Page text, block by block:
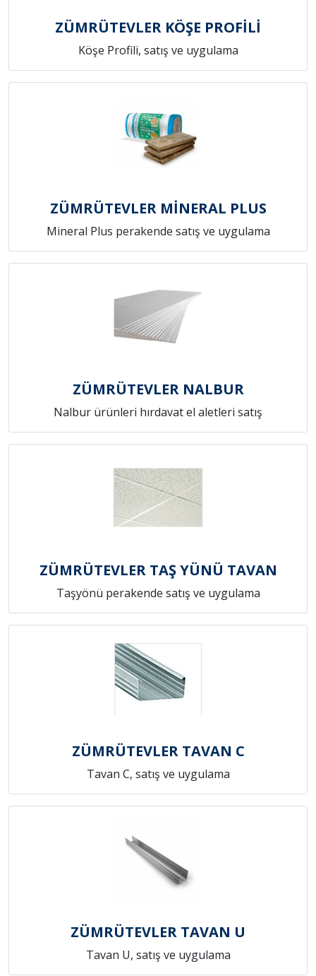
ZÜMRÜTEVLER KÖŞE PROFİLİ
Köşe Profili, satış ve uygulama
ZÜMRÜTEVLER MİNERAL PLUS
Mineral Plus perakende satış ve uygulama
ZÜMRÜTEVLER NALBUR
Nalbur ürünleri hırdavat el aletleri satış
ZÜMRÜTEVLER TAŞ YÜNÜ TAVAN
Taşyönü perakende satış ve uygulama
ZÜMRÜTEVLER TAVAN C
Tavan C, satış ve uygulama
ZÜMRÜTEVLER TAVAN U
Tavan U, satış ve uygulama